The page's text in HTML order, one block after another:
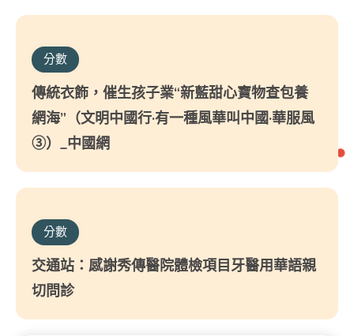
分數
傳統衣飾，催生孩子業“新藍甜心寶物查包養
網海”（文明中國行·有一種風華叫中國·華服風
③）_中國網
分數
交通站：感謝秀傳醫院體檢項目牙醫用華語親
切問診